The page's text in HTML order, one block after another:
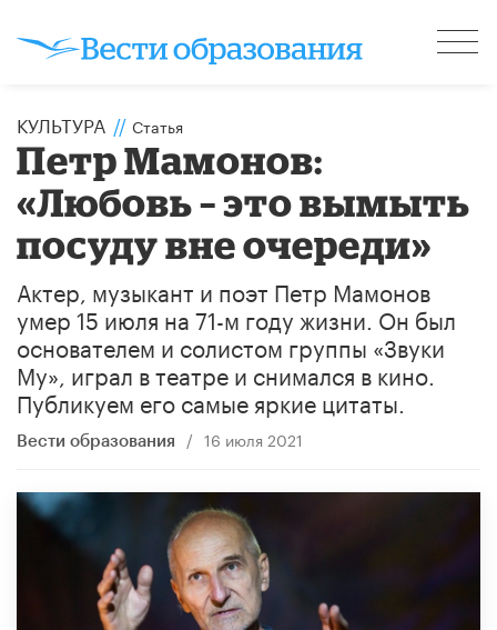
КУЛЬТУРА // Статья
Петр Мамонов:
«Любовь – это вымыть
посуду вне очереди»
Актер, музыкант и поэт Петр Мамонов
умер 15 июля на 71-м году жизни. Он был
основателем и солистом группы «Звуки
Му», играл в театре и снимался в кино.
Публикуем его самые яркие цитаты.
Вести образования / 16 июля 2021